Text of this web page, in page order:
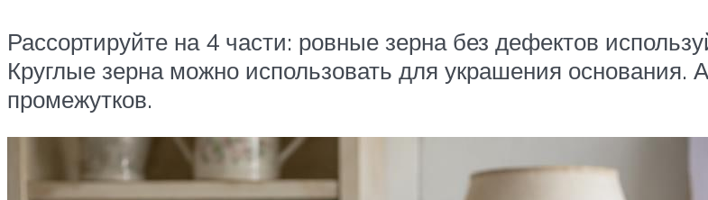
Рассортируйте на 4 части: ровные зерна без дефектов
Круглые зерна можно использовать для украшения
промежутков.